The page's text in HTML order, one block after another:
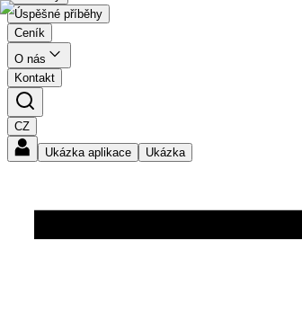
Úspěšné příběhy
Ceník
O nás
Kontakt
CZ
Ukázka aplikace
Ukázka